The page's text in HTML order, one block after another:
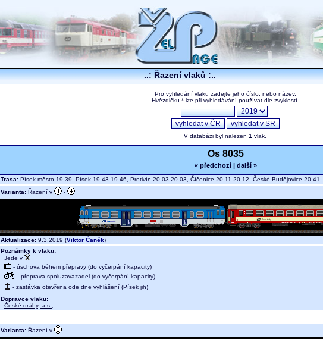
..: Řazení vlaků :..
Pro vyhledání vlaku zadejte jeho číslo, nebo název.
Hvězdičku * lze při vyhledávání používat dle zvyklostí.
V databázi byl nalezen 1 vlak.
Os 8035
« předchozí| další »
Trasa: Písek město 19.39, Písek 19.43-19.46, Protivín 20.03-20.03, Číčenice 20.11-20.12, České Budějovice 20.41
Varianta: Řazení v -
Aktualizace: 9.3.2019 (Viktor Čaněk)
Poznámky k vlaku:
Jede v
- úschova během přepravy (do vyčerpání kapacity)
- přeprava spoluzavazadel (do vyčerpání kapacity)
- zastávka otevřena ode dne vyhlášení (Písek jih)
Dopravce vlaku:
České dráhy, a.s. ;
Varianta: Řazení v